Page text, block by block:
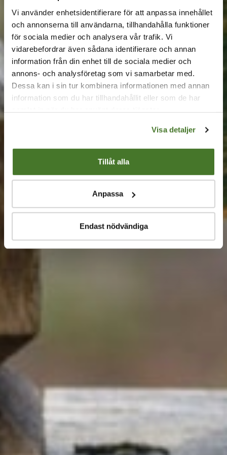
Vi använder enhetsidentifierare för att anpassa innehållet
och annonserna till användarna, tillhandahålla funktioner
för sociala medier och analysera vår trafik. Vi
vidarebefordrar även sådana identifierare och annan
information från din enhet till de sociala medier och
annons- och analysföretag som vi samarbetar med.
Dessa kan i sin tur kombinera informationen med annan
information som du har tillhandahållit eller som de har
Visa detaljer
Tillåt alla
Anpassa
Endast nödvändiga
i Stockholm lanserar ny
hemsida
Nu startar specialisten på gröna tak och
sedumtak ny hemsida med massa matnyttig
information till dig som går i tankarna på att
lägga om ditt tak.